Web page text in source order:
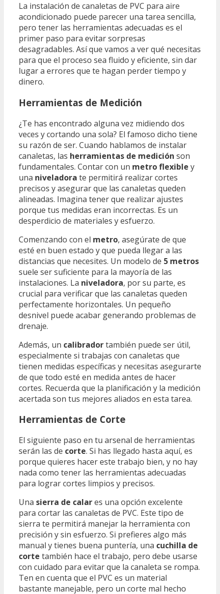
La instalación de canaletas de PVC para aire
acondicionado puede parecer una tarea sencilla,
pero tener las herramientas adecuadas es el
primer paso para evitar sorpresas
desagradables. Así que vamos a ver qué necesitas
para que el proceso sea fluido y eficiente, sin dar
lugar a errores que te hagan perder tiempo y
dinero.
Herramientas de Medición
¿Te has encontrado alguna vez midiendo dos
veces y cortando una sola? El famoso dicho tiene
su razón de ser. Cuando hablamos de instalar
canaletas, las herramientas de medición son
fundamentales. Contar con un metro flexible y
una niveladora te permitirá realizar cortes
precisos y asegurar que las canaletas queden
alineadas. Imagina tener que realizar ajustes
porque tus medidas eran incorrectas. Es un
desperdicio de materiales y esfuerzo.
Comenzando con el metro, asegúrate de que
esté en buen estado y que pueda llegar a las
distancias que necesites. Un modelo de 5 metros
suele ser suficiente para la mayoría de las
instalaciones. La niveladora, por su parte, es
crucial para verificar que las canaletas queden
perfectamente horizontales. Un pequeño
desnivel puede acabar generando problemas de
drenaje.
Además, un calibradortambién puede ser útil,
especialmente si trabajas con canaletas que
tienen medidas específicas y necesitas asegurarte
de que todo esté en medida antes de hacer
cortes. Recuerda que la planificación y la medición
acertada son tus mejores aliados en esta tarea.
Herramientas de Corte
El siguiente paso en tu arsenal de herramientas
serán las de corte. Si has llegado hasta aquí, es
porque quieres hacer este trabajo bien, y no hay
nada como tener las herramientas adecuadas
para lograr cortes limpios y precisos.
Una sierra de calares una opción excelente
para cortar las canaletas de PVC. Este tipo de
sierra te permitirá manejar la herramienta con
precisión y sin esfuerzo. Si prefieres algo más
manual y tienes buena puntería, una cuchilla de
corte también hace el trabajo, pero debe usarse
con cuidado para evitar que la canaleta se rompa.
Ten en cuenta que el PVC es un material
bastante manejable, pero un corte mal hecho